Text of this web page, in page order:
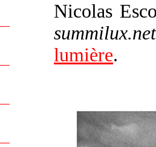
Nicolas
lumière.